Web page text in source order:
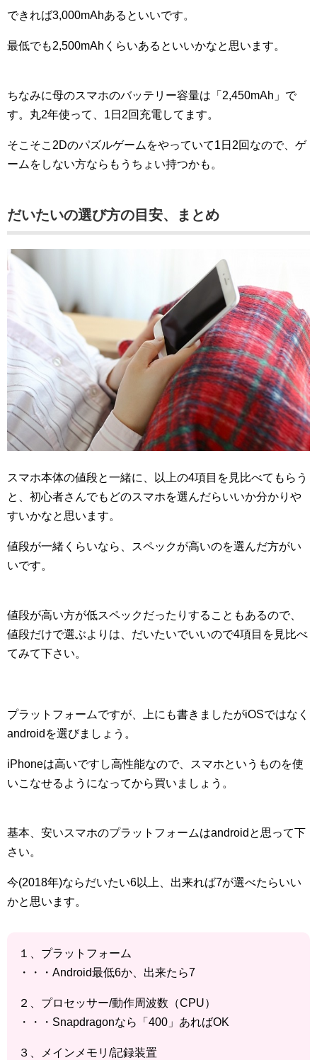
できれば3,000mAhあるといいです。
最低でも2,500mAhくらいあるといいかなと思います。
ちなみに母のスマホのバッテリー容量は「2,450mAh」で
す。丸2年使って、1日2回充電してます。
そこそこ2Dのパズルゲームをやっていて1日2回なので、ゲ
ームをしない方ならもうちょい持つかも。
だいたいの選び方の目安、まとめ
スマホ本体の値段と一緒に、以上の4項目を見比べてもらう
と、初心者さんでもどのスマホを選んだらいいか分かりや
すいかなと思います。
値段が一緒くらいなら、スペックが高いのを選んだ方がい
いです。
値段が高い方が低スペックだったりすることもあるので、
値段だけで選ぶよりは、だいたいでいいので4項目を見比べ
てみて下さい。
プラットフォームですが、上にも書きましたがiOSではなく
androidを選びましょう。
iPhoneは高いですし高性能なので、スマホというものを使
いこなせるようになってから買いましょう。
基本、安いスマホのプラットフォームはandroidと思って下
さい。
今(2018年)ならだいたい6以上、出来れば7が選べたらいい
かと思います。
１、プラットフォーム
・・・Android最低6か、出来たら7
２、プロセッサー/動作周波数（CPU）
・・・Snapdragonなら「400」あればOK
３、メインメモリ/記録装置